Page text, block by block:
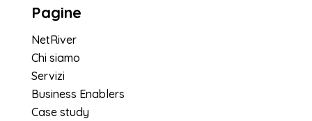
Pagine
NetRiver
Chi siamo
Servizi
Business Enablers
Case study